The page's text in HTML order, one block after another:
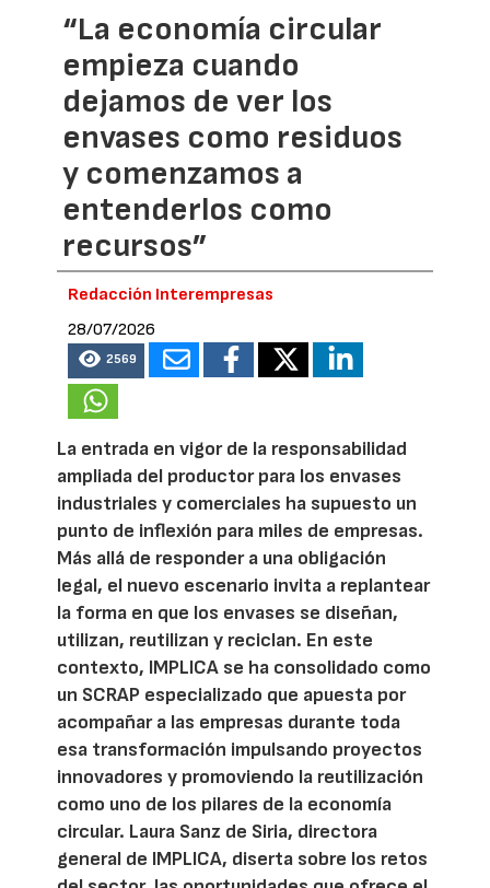
“La economía circular
empieza cuando
dejamos de ver los
envases como residuos
y comenzamos a
entenderlos como
recursos”
Redacción Interempresas
28/07/2026
2569
La entrada en vigor de la responsabilidad
ampliada del productor para los envases
industriales y comerciales ha supuesto un
punto de inflexión para miles de empresas.
Más allá de responder a una obligación
legal, el nuevo escenario invita a replantear
la forma en que los envases se diseñan,
utilizan, reutilizan y reciclan. En este
contexto, IMPLICA se ha consolidado como
un SCRAP especializado que apuesta por
acompañar a las empresas durante toda
esa transformación impulsando proyectos
innovadores y promoviendo la reutilización
como uno de los pilares de la economía
circular. Laura Sanz de Siria, directora
general de IMPLICA, diserta sobre los retos